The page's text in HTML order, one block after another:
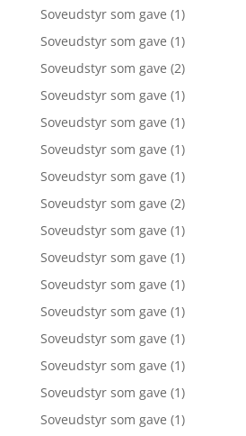
Soveudstyr som gave (1)
Soveudstyr som gave (1)
Soveudstyr som gave (2)
Soveudstyr som gave (1)
Soveudstyr som gave (1)
Soveudstyr som gave (1)
Soveudstyr som gave (1)
Soveudstyr som gave (2)
Soveudstyr som gave (1)
Soveudstyr som gave (1)
Soveudstyr som gave (1)
Soveudstyr som gave (1)
Soveudstyr som gave (1)
Soveudstyr som gave (1)
Soveudstyr som gave (1)
Soveudstyr som gave (1)